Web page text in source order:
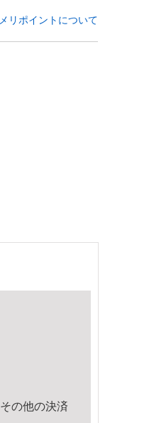
リポイントについて
の他の決済